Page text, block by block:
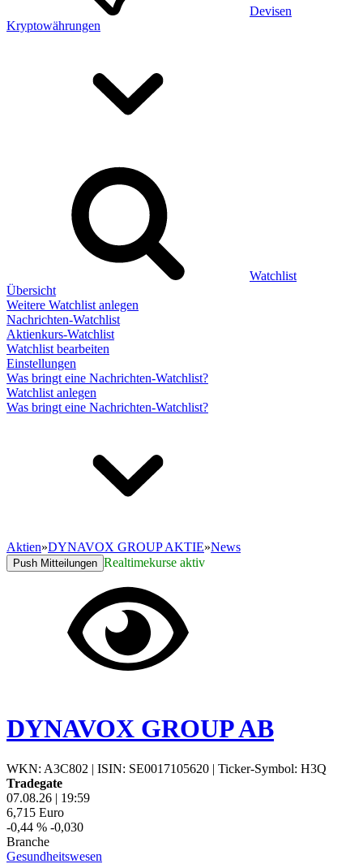
Devisen
Kryptowährungen
Watchlist
Übersicht
Weitere Watchlist anlegen
Nachrichten-Watchlist
Aktienkurs-Watchlist
Watchlist bearbeiten
Einstellungen
Was bringt eine Nachrichten-Watchlist?
Watchlist anlegen
Was bringt eine Nachrichten-Watchlist?
Aktien»DYNAVOX GROUP AKTIE»News
Push Mitteilungen Realtimekurse aktiv
DYNAVOX GROUP AB
WKN: A3C802 | ISIN: SE0017105620 | Ticker-Symbol: H3Q
Tradegate
07.08.26 | 19:59
6,715 Euro
-0,44 % -0,030
Branche
Gesundheitswesen